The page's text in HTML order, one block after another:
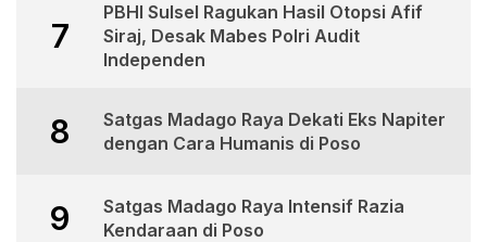
7
PBHI Sulsel Ragukan Hasil Otopsi Afif
Siraj, Desak Mabes Polri Audit
Independen
8
Satgas Madago Raya Dekati Eks Napiter
dengan Cara Humanis di Poso
9
Satgas Madago Raya Intensif Razia
Kendaraan di Poso